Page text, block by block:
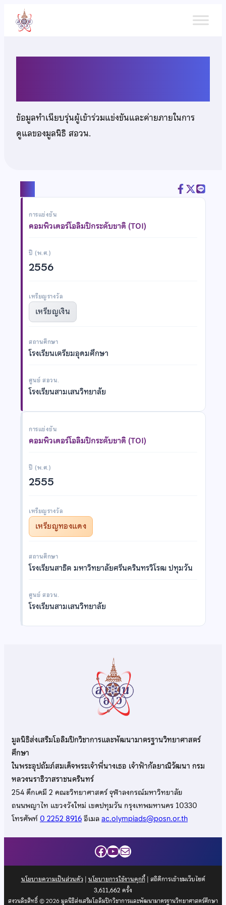
เนื้อหา
ข้อมูลทำเนียบรุ่นผู้เข้าร่วมแข่งขันและค่ายภายในการ
ดูแลของมูลนิธิ สอวน.
การแข่งขัน
คอมพิวเตอร์โอลิมปิกระดับชาติ (TOI)
ปี (พ.ศ.)
2556
เหรียญรางวัล
เหรียญเงิน
สถานศึกษา
โรงเรียนเตรียมอุดมศึกษา
ศูนย์ สอวน.
โรงเรียนสามเสนวิทยาลัย
การแข่งขัน
คอมพิวเตอร์โอลิมปิกระดับชาติ (TOI)
ปี (พ.ศ.)
2555
เหรียญรางวัล
เหรียญทองแดง
สถานศึกษา
โรงเรียนสาธิต มหาวิทยาลัยศรีนครินทรวิโรฒ ปทุมวัน
ศูนย์ สอวน.
โรงเรียนสามเสนวิทยาลัย
มูลนิธิส่งเสริมโอลิมปิกวิชาการและพัฒนามาตรฐานวิทยาศาสตร์
ศึกษา
ในพระอุปถัมภ์สมเด็จพระเจ้าพี่นางเธอ เจ้าฟ้ากัลยาณิวัฒนา กรม
หลวงนราธิวาสราชนครินทร์
254 ตึกเคมี 2 คณะวิทยาศาสตร์ จุฬาลงกรณ์มหาวิทยาลัย
ถนนพญาไท แขวงวังใหม่ เขตปทุมวัน กรุงเทพมหานคร 10330
โทรศัพท์0 2252 8916อีเมลac.olympiads@posn.or.th
Facebook
YouTube
Mail
นโยบายความเป็นส่วนตัว| นโยบายการใช้งานคุกกี้| สถิติการเข้าชมเว็บไซต์
3,611,662 ครั้ง
สงวนลิขสิทธิ์ © 2026 มูลนิธิส่งเสริมโอลิมปิกวิชาการและพัฒนามาตรฐานวิทยาศาสตร์ศึกษา